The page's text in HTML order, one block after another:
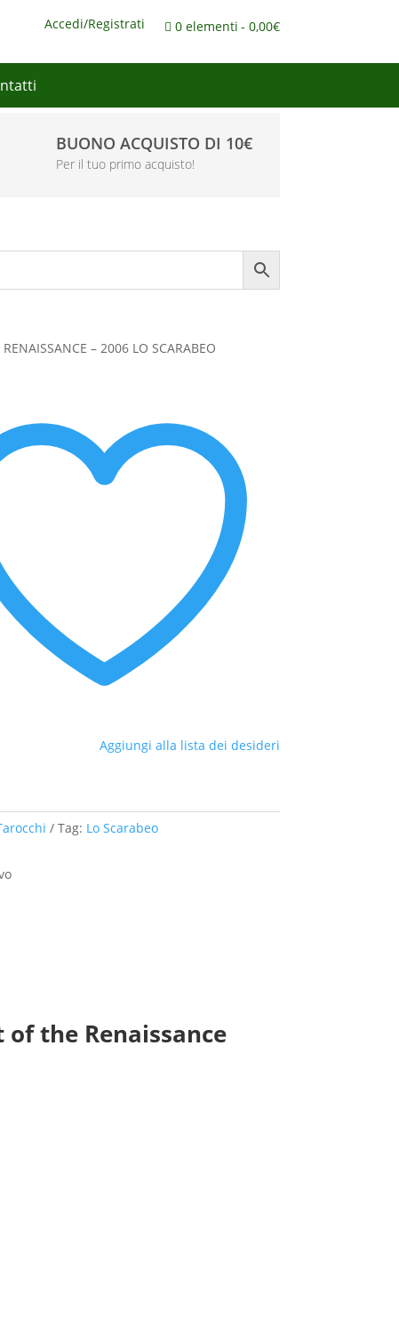
Accedi/Registrati 0 elementi 0,00€
BUONO ACQUISTO DI 10€
Per il tuo primo acquisto!
– 2006 LO SCARABEO
Aggiungi alla lista dei desideri
Tag: Lo Scarabeo
the Renaissance